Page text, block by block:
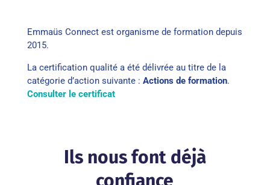
Emmaüs Connect est organisme de formation depuis
2015.
La certification qualité a été délivrée au titre de la
catégorie d’action suivante : Actions de formation.
Consulter le certificat
Ils nous font déjà